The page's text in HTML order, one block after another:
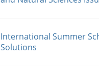
International Summer
Solutions